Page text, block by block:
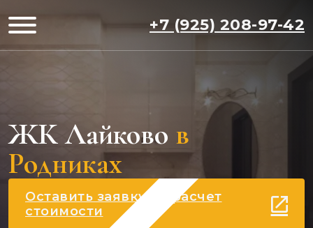
+7 (925) 208-97-42
ЖК Лайково в
Родниках
Оставить заявку на расчет
стоимости